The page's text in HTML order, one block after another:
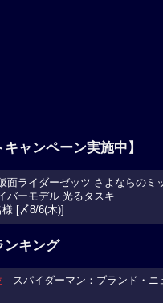
キャンペーン実施中】
仮面ライダーゼッツ さよならのミ
バーモデル 光るタスキ
様 [〆8/6(木)]
ンキング
スパイダーマン：ブランド・ニ